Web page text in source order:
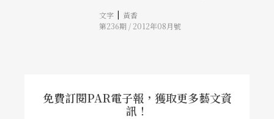
文字 | 黃香
第236期 / 2012年08月號
免費訂閱PAR電子報，獲取更多藝文資
訊！